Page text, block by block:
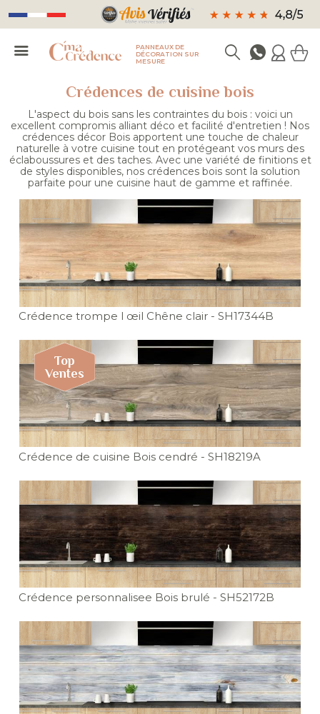
PANNEAUX DE
DÉCORATION SUR
MESURE
Crédences de cuisine bois
L'aspect du bois sans les contraintes du bois : voici un
excellent compromis alliant déco et facilité d'entretien ! Nos
crédences décor Bois apportent une touche de chaleur
naturelle à votre cuisine tout en protégeant vos murs des
éclaboussures et des taches. Avec une variété de finitions et
de styles disponibles, nos crédences bois sont la solution
parfaite pour une cuisine haut de gamme et raffinée.
Crédence trompe l œil Chêne clair - SH17344B
Crédence de cuisine Bois cendré - SH18219A
Crédence personnalisee Bois brulé - SH52172B